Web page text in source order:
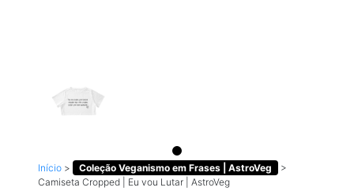
Início > Coleção Veganismo em Frases | AstroVeg
>
Camiseta Cropped | Eu vou Lutar | AstroVeg